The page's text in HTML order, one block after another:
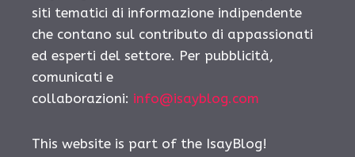
siti tematici di informazione indipendente
che contano sul contributo di appassionati
ed esperti del settore. Per pubblicità,
comunicati e
collaborazioni: info@isayblog.com
This website is part of the IsayBlog!